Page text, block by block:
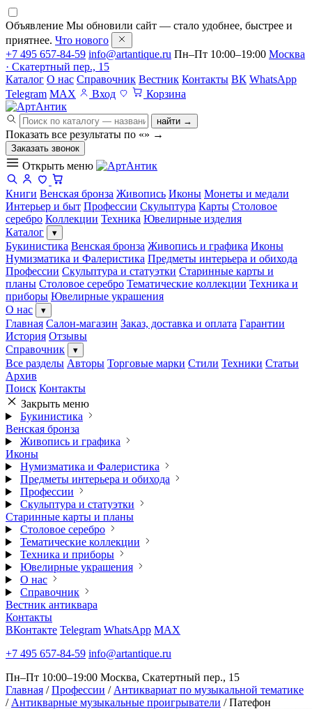
Объявление Мы обновили сайт — стало удобнее, быстрее и
приятнее. Что нового
+7 495 657-84-59 info@artantique.ru Пн–Пт 10:00–19:00 Москва
· Скатертный пер., 15
Каталог О нас Справочник Вестник Контакты ВК WhatsApp
Telegram MAX Вход Корзина
найти →
Показать все результаты по «» →
Заказать звонок
Открыть меню
Книги Венская бронза Живопись Иконы Монеты и медали
Интерьер и быт Профессии Скульптура Карты Столовое
серебро Коллекции Техника Ювелирные изделия
Каталог
▾
Букинистика Венская бронза Живопись и графика Иконы
Нумизматика и Фалеристика Предметы интерьера и обихода
Профессии Скульптура и статуэтки Старинные карты и
планы Столовое серебро Тематические коллекции Техника и
приборы Ювелирные украшения
О нас
▾
Главная Салон-магазин Заказ, доставка и оплата Гарантии
История Отзывы
Справочник
▾
Все разделы Авторы Торговые марки Стили Техники Статьи
Архив
Поиск Контакты
Закрыть меню
Букинистика
Венская бронза
Живопись и графика
Иконы
Нумизматика и Фалеристика
Предметы интерьера и обихода
Профессии
Скульптура и статуэтки
Старинные карты и планы
Столовое серебро
Тематические коллекции
Техника и приборы
Ювелирные украшения
О нас
Справочник
Вестник антиквара
Контакты
ВКонтакте Telegram WhatsApp MAX
+7 495 657-84-59 info@artantique.ru
Пн–Пт 10:00–19:00 Москва, Скатертный пер., 15
Главная / Профессии / Антиквариат по музыкальной тематике
/ Антикварные музыкальные проигрыватели / Патефон